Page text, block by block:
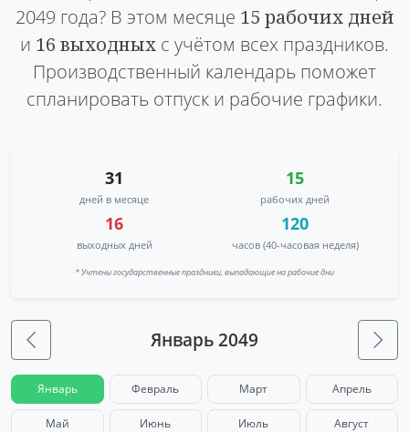
2049 года? В этом месяце 15 рабочих дней
и 16 выходных с учётом всех праздников.
Производственный календарь поможет
спланировать отпуск и рабочие графики.
31
дней в месяце
15
рабочих дней
16
выходных дней
120
часов (40-часовая неделя)
* Учтены государственные праздники, выпадающие на рабочие дни
Январь 2049
Январь Февраль Март Апрель
Май Июнь Июль Август